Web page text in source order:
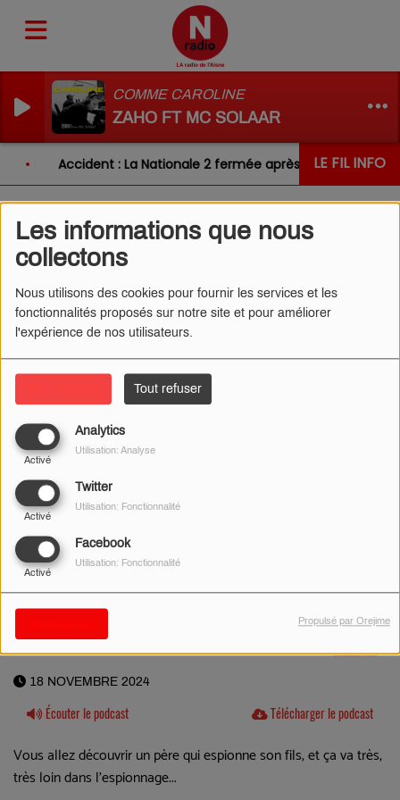
Les informations que nous
collectons
Nous utilisons des cookies pour fournir les services et les
fonctionnalités proposés sur notre site et pour améliorer
l'expérience de nos utilisateurs.
Tout refuser
Analytics
Activé
Utilisation: Analyse
Twitter
Activé
Utilisation: Fonctionnalité
Facebook
Activé
Utilisation: Fonctionnalité
Propulsé par Orejime
COMME CAROLINE
ZAHO FT MC SOLAAR
LE FIL INFO
Accident : La Nationale 2 fermée après un choc entre
L'ŒIL DE CÉDRIC 18/11/2024
18 NOVEMBRE 2024
Écouter le podcast Télécharger le podcast
Vous allez découvrir un père qui espionne son fils, et ça va très,
très loin dans l'espionnage...